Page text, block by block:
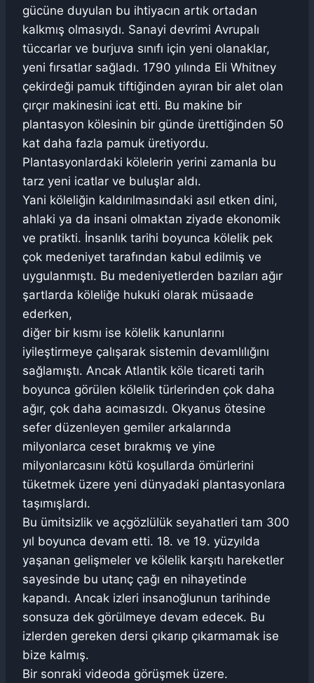
gücüne duyulan bu ihtiyacın artık ortadan
kalkmış olmasıydı. Sanayi devrimi Avrupalı
tüccarlar ve burjuva sınıfı için yeni olanaklar,
yeni fırsatlar sağladı. 1790 yılında Eli Whitney
çekirdeği pamuk tiftiğinden ayıran bir alet olan
çırçır makinesini icat etti. Bu makine bir
plantasyon kölesinin bir günde ürettiğinden 50
kat daha fazla pamuk üretiyordu.
Plantasyonlardaki kölelerin yerini zamanla bu
tarz yeni icatlar ve buluşlar aldı.
Yani köleliğin kaldırılmasındaki asıl etken dini,
ahlaki ya da insani olmaktan ziyade ekonomik
ve pratikti. İnsanlık tarihi boyunca kölelik pek
çok medeniyet tarafından kabul edilmiş ve
uygulanmıştı. Bu medeniyetlerden bazıları ağır
şartlarda köleliğe hukuki olarak müsaade
ederken,
diğer bir kısmı ise kölelik kanunlarını
iyileştirmeye çalışarak sistemin devamlılığını
sağlamıştı. Ancak Atlantik köle ticareti tarih
boyunca görülen kölelik türlerinden çok daha
ağır, çok daha acımasızdı. Okyanus ötesine
sefer düzenleyen gemiler arkalarında
milyonlarca ceset bırakmış ve yine
milyonlarcasını kötü koşullarda ömürlerini
tüketmek üzere yeni dünyadaki plantasyonlara
taşımışlardı.
Bu ümitsizlik ve açgözlülük seyahatleri tam 300
yıl boyunca devam etti. 18. ve 19. yüzyılda
yaşanan gelişmeler ve kölelik karşıtı hareketler
sayesinde bu utanç çağı en nihayetinde
kapandı. Ancak izleri insanoğlunun tarihinde
sonsuza dek görülmeye devam edecek. Bu
izlerden gereken dersi çıkarıp çıkarmamak ise
bize kalmış.
Bir sonraki videoda görüşmek üzere.